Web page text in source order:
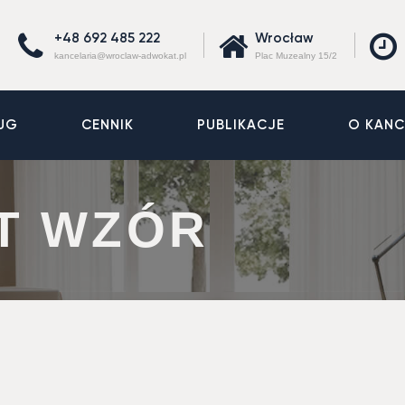
+48 692 485 222
kancelaria@wroclaw-adwokat.pl
Wrocław
Plac Muzealny 15/2
CENNIK PUBLIKACJE O
WZÓR